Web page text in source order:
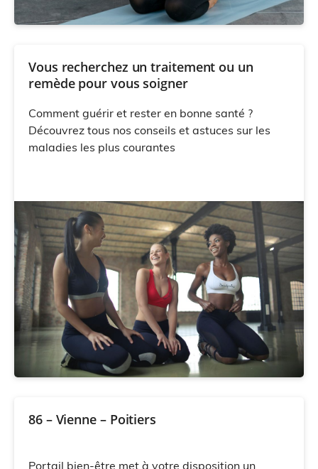
Vous recherchez un traitement ou un
remède pour vous soigner
Comment guérir et rester en bonne santé ?
Découvrez tous nos conseils et astuces sur les
maladies les plus courantes
86 – Vienne – Poitiers
Portail bien-être met à votre disposition un